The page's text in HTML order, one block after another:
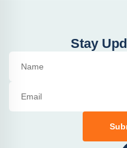
Stay